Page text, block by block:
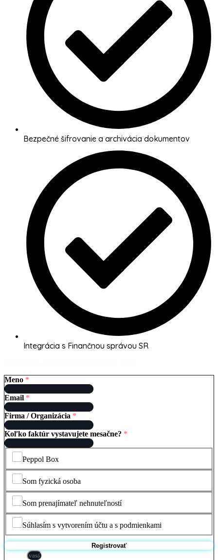
Bezpečné šifrovanie a archivácia dokumentov
Integrácia s Finančnou správou SR
Meno *
Email *
Firma / Organizácia *
Koľko faktúr vystavujete mesačne? *
Peppol Box
Som fyzická osoba
Som prenajímateľ nehnuteľností
Súhlasím s vytvorením účtu a s podmienkami
Registrovať
Email